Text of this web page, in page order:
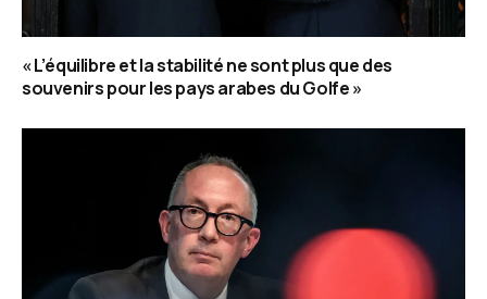
« L’équilibre et la stabilité ne sont plus que des
souvenirs pour les pays arabes du Golfe »